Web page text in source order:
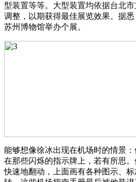
型装置等等。大型装置均依据台北
调整，以期获得最佳展览效果。据
苏州博物馆举办个展。
能够想像徐冰出现在机场时的情景
在那些闪烁的指示牌上，若有所思。
快速地翻动，上面画有各种图示、